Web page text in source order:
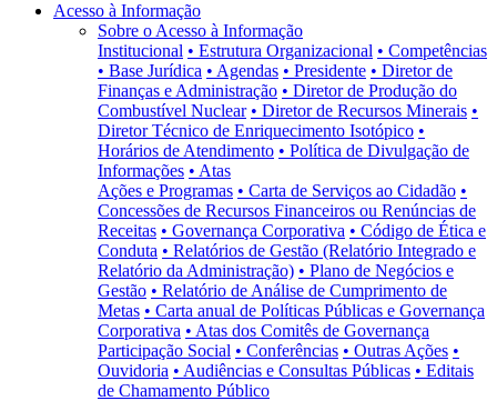
Acesso à Informação
Sobre o Acesso à Informação
Institucional • Estrutura Organizacional • Competências
• Base Jurídica • Agendas • Presidente • Diretor de
Finanças e Administração • Diretor de Produção do
Combustível Nuclear • Diretor de Recursos Minerais •
Diretor Técnico de Enriquecimento Isotópico •
Horários de Atendimento • Política de Divulgação de
Informações • Atas
Ações e Programas • Carta de Serviços ao Cidadão •
Concessões de Recursos Financeiros ou Renúncias de
Receitas • Governança Corporativa • Código de Ética e
Conduta • Relatórios de Gestão (Relatório Integrado e
Relatório da Administração) • Plano de Negócios e
Gestão • Relatório de Análise de Cumprimento de
Metas • Carta anual de Políticas Públicas e Governança
Corporativa • Atas dos Comitês de Governança
Participação Social • Conferências • Outras Ações •
Ouvidoria • Audiências e Consultas Públicas • Editais
de Chamamento Público